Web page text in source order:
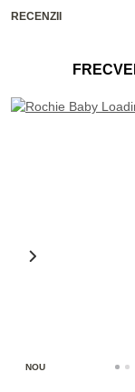
RECENZII
NOU